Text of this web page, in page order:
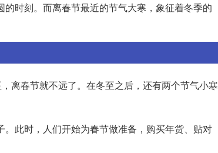
时刻。而离春节最近的节气大寒，象征着冬季的
离春节就不远了。在冬至之后，还有两个节气小寒
此时，人们开始为春节做准备，购买年货、贴对